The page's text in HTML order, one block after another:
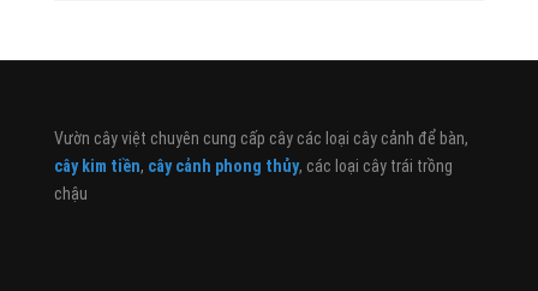
Vườn cây việt chuyên cung cấp cây các loại cây cảnh để bàn,
cây kim tiền, cây cảnh phong thủy, các loại cây trái trồng
chậu